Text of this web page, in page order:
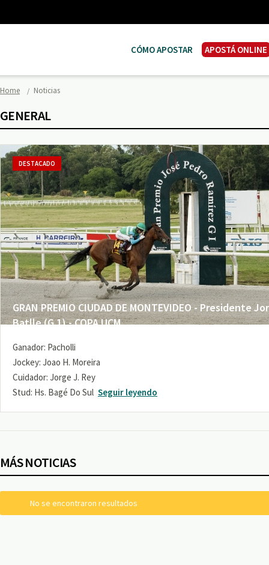
CÓMO APOSTAR APOSTÁ ONLINE
Home Noticias
GENERAL
GRAN PREMIO CIUDAD DE MONTEVIDEO - Presidente
Batlle (G 1) - COPA UCM
DESTACADO
Ganador: Pacholli
Jockey: Joao H. Moreira
Cuidador: Jorge J. Rey
Stud: Hs. Bagé Do Sul Seguir leyendo
MÁS NOTICIAS
No se encontraron resultados